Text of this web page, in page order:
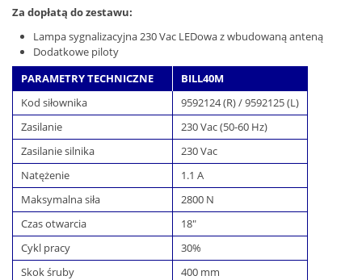
Za dopłatą do zestawu:
Lampa sygnalizacyjna 230 Vac LEDowa z wbudowaną anteną
Dodatkowe piloty
PARAMETRY TECHNICZNE
BILL40M
Kod siłownika
9592124 (R) / 9592125 (L)
Zasilanie
230 Vac (50-60 Hz)
Zasilanie silnika
230 Vac
Natężenie
1.1 A
Maksymalna siła
2800 N
Czas otwarcia
18"
Cykl pracy
30%
Skok śruby
400 mm